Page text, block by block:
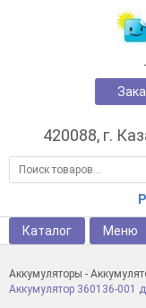
420088, г.
Каталог Меню
Аккумуляторы -
Аккумулятор 360136-001